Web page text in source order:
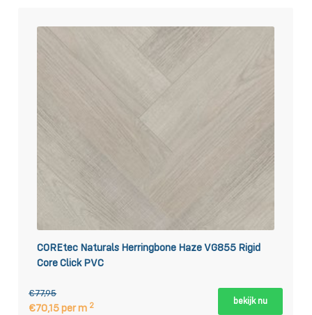
COREtec Naturals Herringbone Haze VG855 Rigid
Core Click PVC
€77,95
€70,15 per m 2 bekijk nu